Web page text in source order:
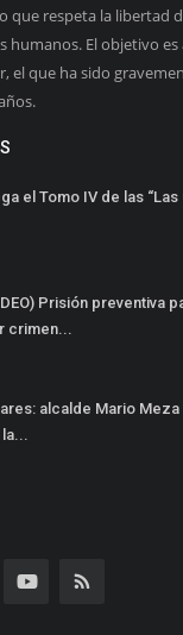
que respeta la libertad
humanos. El objetivo
el que ha sido
el Tomo IV de las
Prisión preventiva
crimen...
alcalde Mario